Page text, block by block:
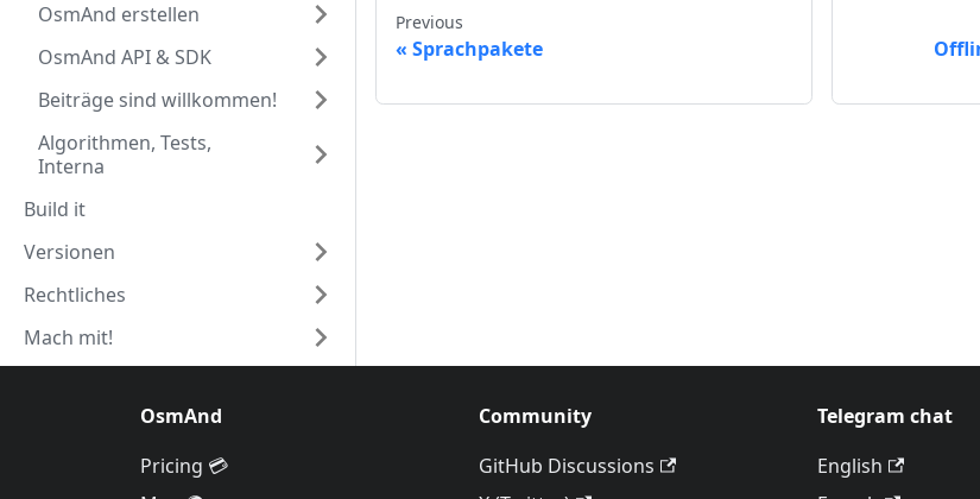
OsmAnd erstellen
OsmAnd API & SDK
Beiträge sind willkommen!
Algorithmen, Tests,
Interna
Build it
Versionen
Rechtliches
Mach mit!
Previous
Sprachpakete
OsmAnd
Pricing 💳
Community
GitHub Discussions
Telegram chat
English